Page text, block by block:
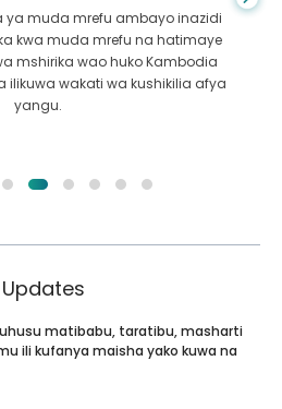
ya muda mrefu ambayo inazidi
kwa muda mrefu na hatimaye
mshirika wao huko Kambodia
wakati wa kushikilia afya
yangu.
matibabu, taratibu, masharti
ili kufanya maisha yako kuwa na